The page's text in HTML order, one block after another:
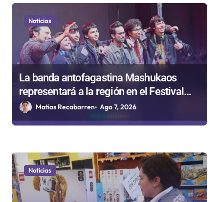
Noticias
La banda antofagastina Mashukaos
representará a la región en el Festival
Rockódromo de Valparaíso
Matias Recabarren Ago 7, 2026
Noticias